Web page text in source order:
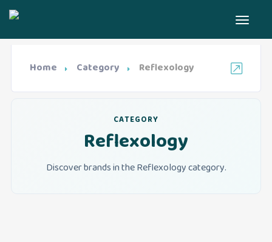
Home Category Reflexology
CATEGORY
Reflexology
Discover brands in the Reflexology category.